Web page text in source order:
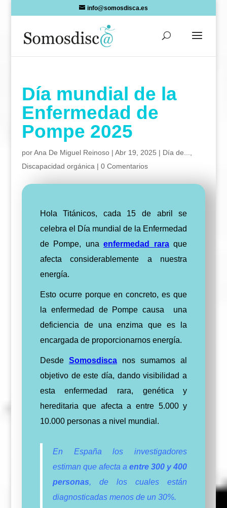
info@somosdisca.es
Día mundial de la
Enfermedad de
Pompe 2025
porAna De Miguel Reinoso| Abr 19, 2025 | Día de...
Discapacidad orgánica | 0 Comentarios
Hola Titánicos, cada 15 de abril se
celebra el Día mundial de la Enfermedad
de Pompe, unaenfermedad raraque
afecta considerablemente a nuestra
energía.
Esto ocurre porque en concreto, es que
la enfermedad de Pompe causa una
deficiencia de una enzima que es la
encargada de proporcionarnos energía.
Desde Somosdiscanos sumamos al
objetivo de este día, dando visibilidad a
esta enfermedad rara, genética y
hereditaria que afecta a entre 5.000 y
10.000 personas a nivel mundial.
En España los investigadores
estiman que afecta aentre 300 y 400
personas, de los cuales están
diagnosticadas menos de un 30%.